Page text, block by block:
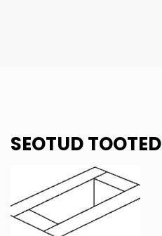
SEOTUD TOOTED